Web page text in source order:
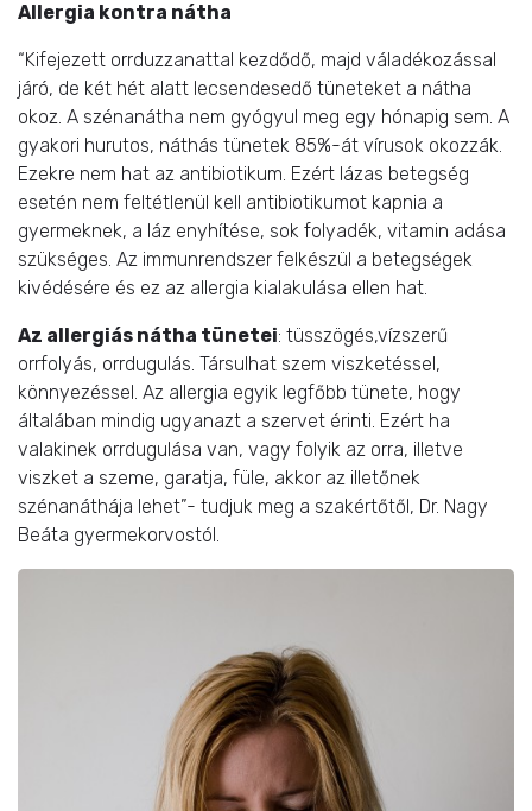
Allergia kontra nátha
“Kifejezett orrduzzanattal kezdődő, majd váladékozással
járó, de két hét alatt lecsendesedő tüneteket a nátha
okoz. A szénanátha nem gyógyul meg egy hónapig sem. A
gyakori hurutos, náthás tünetek 85%-át vírusok okozzák.
Ezekre nem hat az antibiotikum. Ezért lázas betegség
esetén nem feltétlenül kell antibiotikumot kapnia a
gyermeknek, a láz enyhítése, sok folyadék, vitamin adása
szükséges. Az immunrendszer felkészül a betegségek
kivédésére és ez az allergia kialakulása ellen hat.
Az allergiás nátha tünetei: tüsszögés,vízszerű
orrfolyás, orrdugulás. Társulhat szem viszketéssel,
könnyezéssel. Az allergia egyik legfőbb tünete, hogy
általában mindig ugyanazt a szervet érinti. Ezért ha
valakinek orrdugulása van, vagy folyik az orra, illetve
viszket a szeme, garatja, füle, akkor az illetőnek
szénanáthája lehet”- tudjuk meg a szakértőtől, Dr. Nagy
Beáta gyermekorvostól.